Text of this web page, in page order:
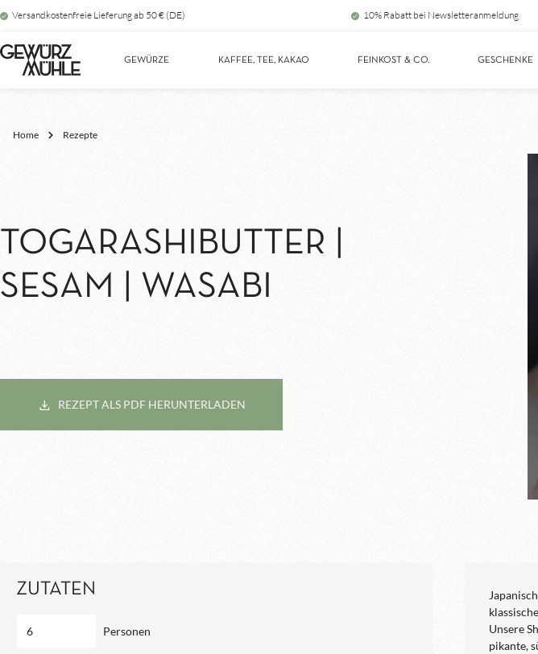
Zur Hauptnavigation springen
Versandkostenfreie Lieferung ab 50 € (DE) 10% Rabatt bei Newsletteranmeldung
GEWÜRZE KAFFEE, TEE, KAKAO FEINKOST & CO. GESCHENKE
Home Rezepte
TOGARASHIBUTTER |
SESAM | WASABI
REZEPT ALS PDF HERUNTERLADEN
ZUTATEN
Personen
Unsere
pikante,